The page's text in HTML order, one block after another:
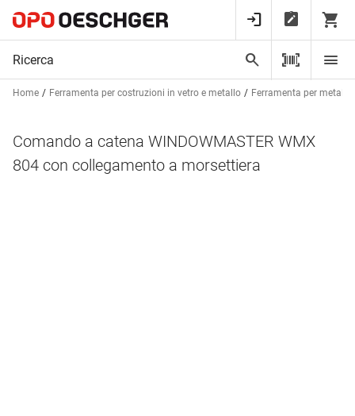
Home Ferramenta per costruzioni in vetro e metallo Ferramenta per
Comando a catena WINDOWMASTER WMX
804 con collegamento a morsettiera